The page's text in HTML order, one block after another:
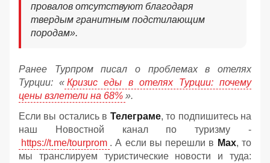
провалов отсутствуют благодаря
твердым гранитным подстилающим
породам».
Ранее Турпром писал о проблемах в отелях
Турции: « Кризис еды в отелях Турции: почему
цены взлетели на 68% ».
Если вы остались в Телеграме, то подпишитесь на
наш Новостной канал по туризму -
https://t.me/tourprom . А если вы перешли в Мах, то
мы транслируем туристические новости и туда: